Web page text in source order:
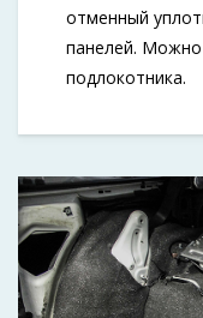
отменный
панелей. Можно
подлокотника.